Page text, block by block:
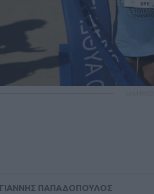
ΓΙΑΝΝΗΣ ΠΑΠΑΔΟΠΟΥΛΟΣ